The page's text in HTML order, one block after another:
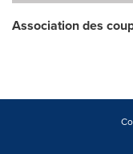
Association des